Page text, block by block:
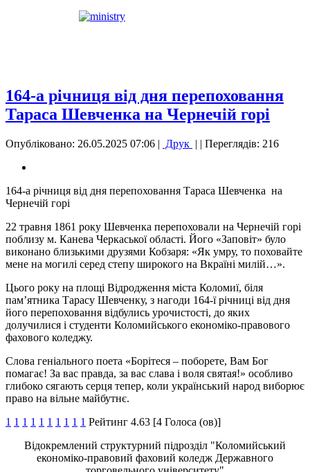
164-а річниця від дня перепоховання
Тараса Шевченка на Чернечій горі
Опубліковано: 26.05.2025 07:06 | Друк | | Переглядів: 216
164-а річниця від дня перепоховання Тараса Шевченка на
Чернечій горі
22 травня 1861 року Шевченка перепоховали на Чернечій горі
поблизу м. Канева Черкаської області. Його «Заповіт» було
виконано близькими друзями Кобзаря: «Як умру, то поховайте
мене на могилі серед степу широкого на Вкраїні милій…».
Цього року на площі Відродження міста Коломиї, біля
пам’ятника Тарасу Шевченку, з нагоди 164-ї річниці від дня
його перепоховання відбулись урочистості, до яких
долучилися і студенти Коломийського економіко-правового
фахового коледжу.
Слова геніального поета «Борітеся – поборете, Вам Бог
помагає! За вас правда, за вас слава і воля святая!» особливо
глибоко сягають серця тепер, коли український народ виборює
право на вільне майбутнє.
1 1 1 1 1 1 1 1 1 1 Рейтинг 4.63 [4 Голоса (ов)]
Відокремлений структурний підрозділ "Коломийський
економіко-правовий фаховий коледж Державного